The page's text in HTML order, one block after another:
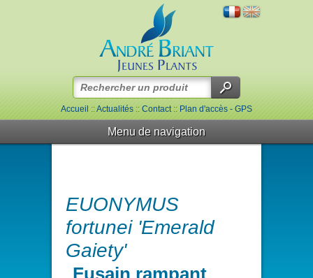
Accueil::Actualités::Contact::Plan d'accès - GPS
Menu de navigation
EUONYMUS
fortunei 'Emerald
Gaiety'
Fusain rampant